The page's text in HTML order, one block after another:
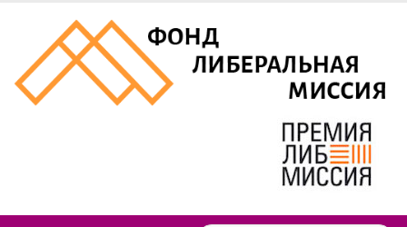
content